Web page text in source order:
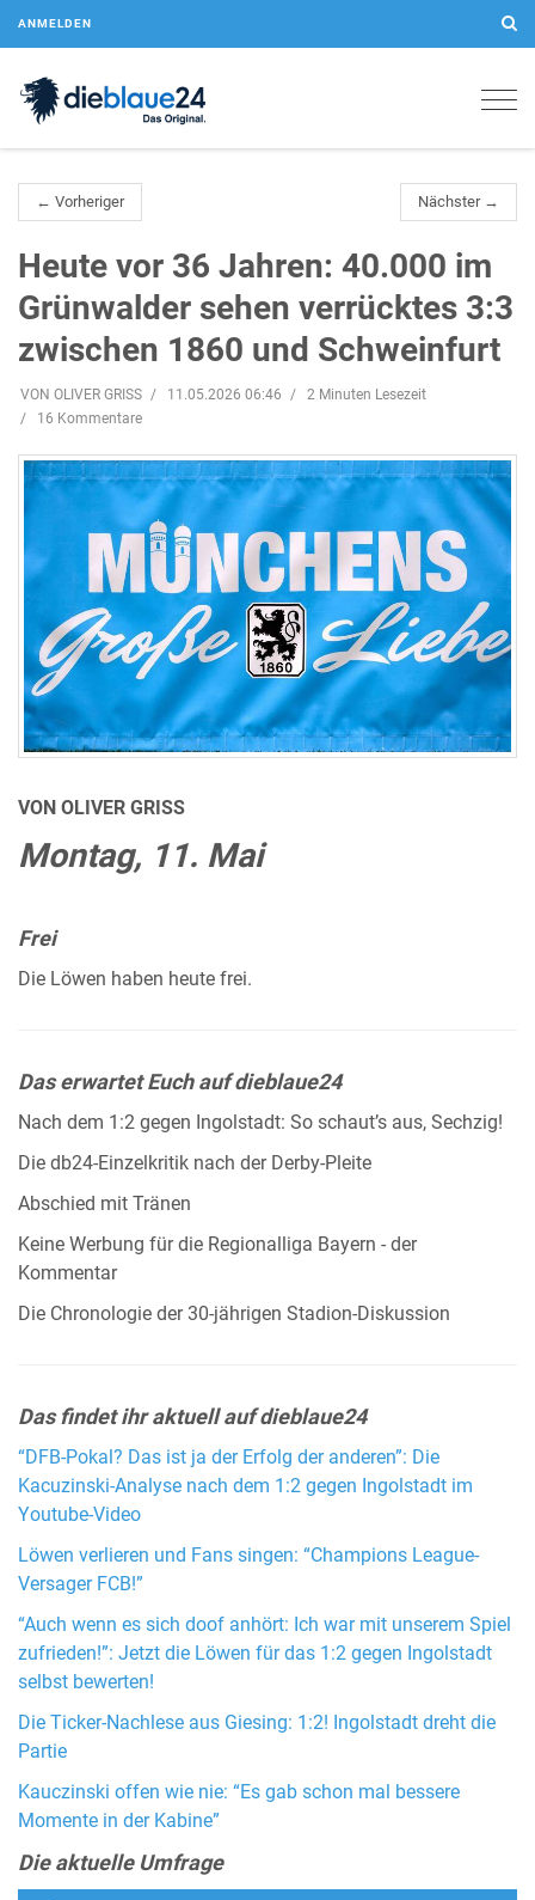
ANMELDEN
← Vorheriger Nächster →
Heute vor 36 Jahren: 40.000 im
Grünwalder sehen verrücktes 3:3
zwischen 1860 und Schweinfurt
VON OLIVER GRISS 11.05.2026 06:46
2 Minuten Lesezeit
16 Kommentare
VON OLIVER GRISS
Montag, 11. Mai
Frei
Die Löwen haben heute frei.
Das erwartet Euch auf dieblaue24
Nach dem 1:2 gegen Ingolstadt: So schaut’s aus, Sechzig!
Die db24-Einzelkritik nach der Derby-Pleite
Abschied mit Tränen
Keine Werbung für die Regionalliga Bayern - der
Kommentar
Die Chronologie der 30-jährigen Stadion-Diskussion
Das findet ihr aktuell auf dieblaue24
“DFB-Pokal? Das ist ja der Erfolg der anderen”: Die
Kacuzinski-Analyse nach dem 1:2 gegen Ingolstadt im
Youtube-Video
Löwen verlieren und Fans singen: “Champions League-
Versager FCB!”
“Auch wenn es sich doof anhört: Ich war mit unserem Spiel
zufrieden!”: Jetzt die Löwen für das 1:2 gegen Ingolstadt
selbst bewerten!
Die Ticker-Nachlese aus Giesing: 1:2! Ingolstadt dreht die
Partie
Kauczinski offen wie nie: “Es gab schon mal bessere
Momente in der Kabine”
Die aktuelle Umfrage